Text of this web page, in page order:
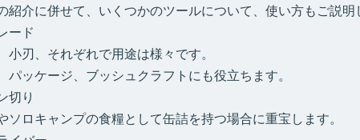
紹介に併せて、いくつかのツールについて、使い方もご説明
ード
小刃、それぞれで用途は様々です。
パッケージ、ブッシュクラフトにも役立ちます。
切り
ソロキャンプの食糧として缶詰を持つ場合に重宝します。